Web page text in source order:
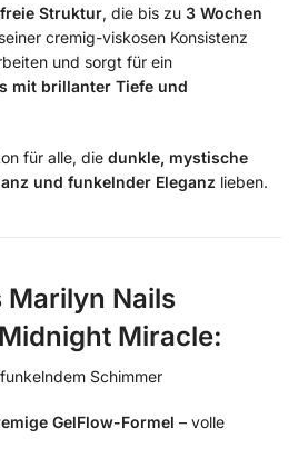
Struktur, die bis zu 3 Wochen
cremig-viskosen Konsistenz
und sorgt für ein
mit brillanter Tiefe und
für alle, die dunkle, mystische
und funkelnder Eleganz lieben.
Marilyn Nails
Miracle:
Schimmer
GelFlow-Formel – volle